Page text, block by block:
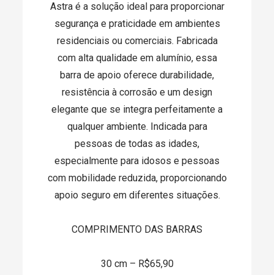
Astra é a solução ideal para proporcionar
segurança e praticidade em ambientes
residenciais ou comerciais. Fabricada
com alta qualidade em alumínio, essa
barra de apoio oferece durabilidade,
resistência à corrosão e um design
elegante que se integra perfeitamente a
qualquer ambiente. Indicada para
pessoas de todas as idades,
especialmente para idosos e pessoas
com mobilidade reduzida, proporcionando
apoio seguro em diferentes situações.
COMPRIMENTO DAS BARRAS
30 cm – R$65,90